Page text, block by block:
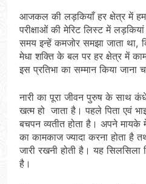
आजकल की लड़कियाँ हर क्षेत्र में
परीक्षाओं की मेरिट लिस्ट में
समय इन्हें कमजोर समझा जाता था,
मेधा शक्ति के बल पर हर क्षेत्र में
इस प्रतिभा का सम्मान किया जाना
नारी का पूरा जीवन पुरुष के साथ
खत्म हो जाता है। पहले पिता एवं
बचपन व्यतीत होता है। अपने मायके
का कामकाज ज्यादा करना होता है
जारी रखनी होती है। यह सिलसिला
है।